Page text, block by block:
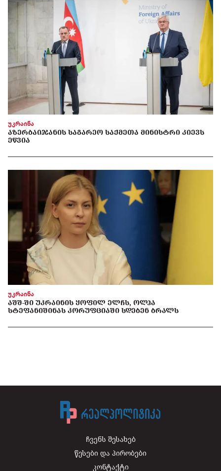
უკრაინა
ᲐᲖᲔᲠᲑᲐᲘᲯᲐᲜᲘᲡ ᲡᲐᲒᲐᲠᲔᲝ ᲡᲐᲥᲛᲔᲗᲐ ᲛᲘᲜᲘᲡᲢᲠᲘ ᲙᲘᲔᲕᲡ
ᲔᲬᲕᲘᲐ
უკრაინა
ᲐᲨᲨ-ᲨᲘ ᲣᲙᲠᲐᲘᲜᲘᲡ ᲧᲝᲤᲘᲚ ᲔᲚᲩᲡ, ᲝᲚᲰᲐ
ᲡᲢᲔᲤᲐᲜᲘᲨᲘᲜᲐᲡ ᲙᲝᲠᲣᲤᲪᲘᲐᲨᲘ ᲡᲓᲔᲑᲔᲜ ᲑᲠᲐᲚᲡ
ჩვენს შესახებ
წესები და პირობები
კონტაქტი